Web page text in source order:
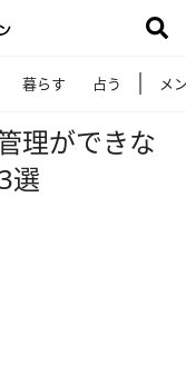
暮らす 占う メ
理ができな
選